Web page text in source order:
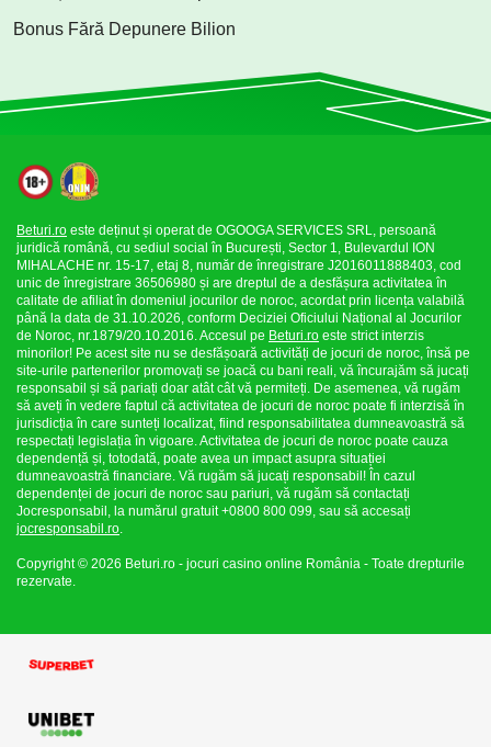
Bonus Fără Depunere Bilion
Beturi.ro este deținut și operat de OGOOGA SERVICES SRL, persoană
juridică română, cu sediul social în București, Sector 1, Bulevardul ION
MIHALACHE nr. 15-17, etaj 8, număr de înregistrare J2016011888403, cod
unic de înregistrare 36506980 și are dreptul de a desfășura activitatea în
calitate de afiliat în domeniul jocurilor de noroc, acordat prin licența valabilă
până la data de 31.10.2026, conform Deciziei Oficiului Național al Jocurilor
de Noroc, nr.1879/20.10.2016. Accesul pe Beturi.ro este strict interzis
minorilor! Pe acest site nu se desfășoară activități de jocuri de noroc, însă pe
site-urile partenerilor promovați se joacă cu bani reali, vă încurajăm să jucați
responsabil și să pariați doar atât cât vă permiteți. De asemenea, vă rugăm
să aveți în vedere faptul că activitatea de jocuri de noroc poate fi interzisă în
jurisdicția în care sunteți localizat, fiind responsabilitatea dumneavoastră să
respectați legislația în vigoare. Activitatea de jocuri de noroc poate cauza
dependență și, totodată, poate avea un impact asupra situației
dumneavoastră financiare. Vă rugăm să jucați responsabil! În cazul
dependenței de jocuri de noroc sau pariuri, vă rugăm să contactați
Jocresponsabil, la numărul gratuit +0800 800 099, sau să accesați
jocresponsabil.ro
Copyright © 2026 Beturi.ro - jocuri casino online România - Toate drepturile
rezervate.